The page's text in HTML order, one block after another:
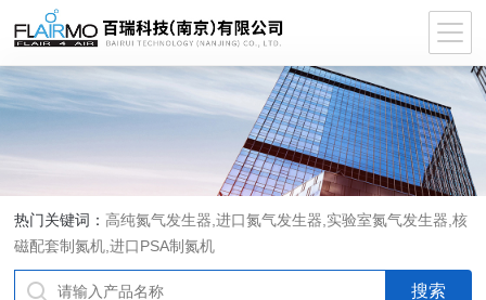
热门关键词： 高纯氮气发生器,进口氮气发生器,实验室氮气发生器,核
磁配套制氮机,进口PSA制氮机